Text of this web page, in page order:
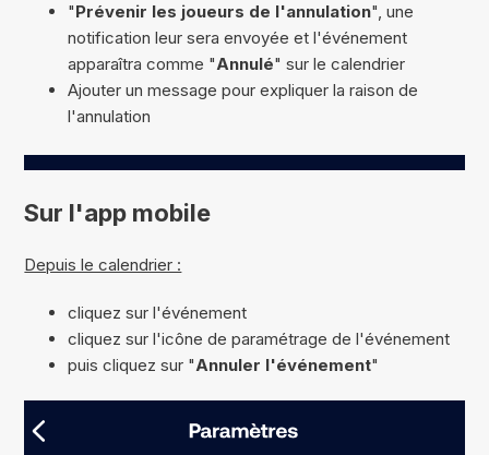
"Prévenir les joueurs de l'annulation", une
notification leur sera envoyée et l'événement
apparaîtra comme "Annulé" sur le calendrier
Ajouter un message pour expliquer la raison de
l'annulation
Sur l'app mobile
Depuis le calendrier :
cliquez sur l'événement
cliquez sur l'icône de paramétrage de l'événement
puis cliquez sur "Annuler l'événement"